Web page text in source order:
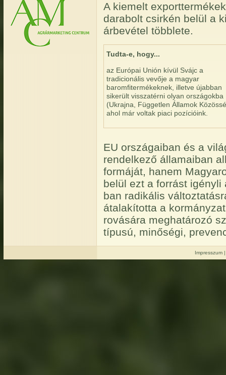
A kiemelt
darabolt csirkén belül a
árbevétel többlete.
Tudta-e, hogy...
az Európai Unión kívül Svájc a
tradicionális vevője a magyar
baromfitermékeknek, illetve újabban
sikerült visszatérni olyan országokba
(Ukrajna, Független Államok
ahol már voltak piaci pozícióink.
EU országaiban és a
rendelkező államaiban
formáját, hanem
belül ezt a forrást
ban radikális
átalakította a
rovására meghatározó
típusú, minőségi,
Impresszum